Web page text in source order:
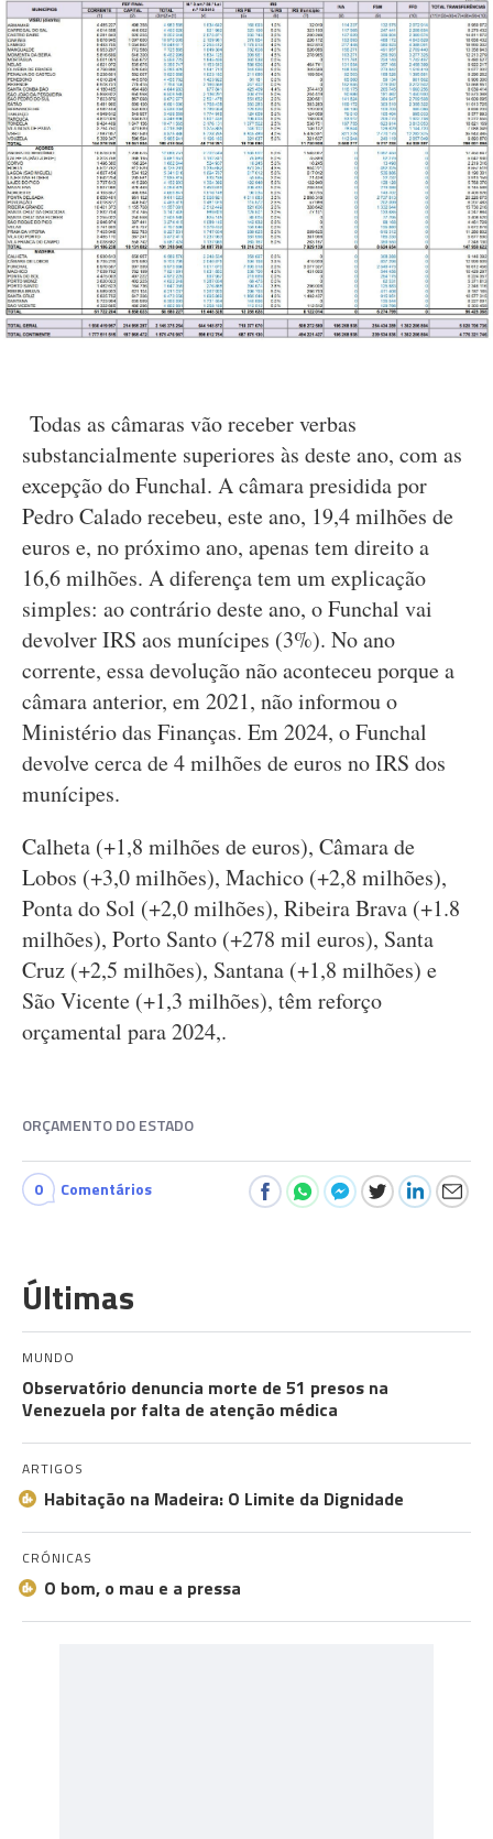
Todas as câmaras vão receber verbas
substancialmente superiores às deste ano, com as
excepção do Funchal. A câmara presidida por
Pedro Calado recebeu, este ano, 19,4 milhões de
euros e, no próximo ano, apenas tem direito a
16,6 milhões. A diferença tem um explicação
simples: ao contrário deste ano, o Funchal vai
devolver IRS aos munícipes (3%). No ano
corrente, essa devolução não aconteceu porque a
câmara anterior, em 2021, não informou o
Ministério das Finanças. Em 2024, o Funchal
devolve cerca de 4 milhões de euros no IRS dos
munícipes.
Calheta (+1,8 milhões de euros), Câmara de
Lobos (+3,0 milhões), Machico (+2,8 milhões),
Ponta do Sol (+2,0 milhões), Ribeira Brava (+1.8
milhões), Porto Santo (+278 mil euros), Santa
Cruz (+2,5 milhões), Santana (+1,8 milhões) e
São Vicente (+1,3 milhões), têm reforço
orçamental para 2024,.
ORÇAMENTO DO ESTADO
0 Comentários
Últimas
MUNDO
Observatório denuncia morte de 51 presos na
Venezuela por falta de atenção médica
ARTIGOS
Habitação na Madeira: O Limite da Dignidade
CRÓNICAS
O bom, o mau e a pressa